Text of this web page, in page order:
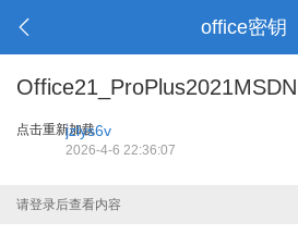
office密钥
点击重新加载
jzlys6v
2026-4-6 22:36:07
请登录后查看内容